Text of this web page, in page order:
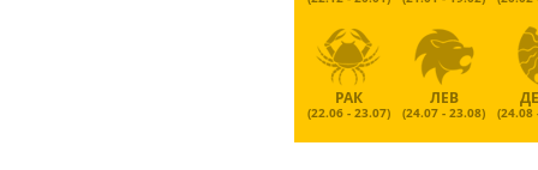
РАК
(22.06 - 23.07)
ЛЕВ
(24.07 - 23.08) (24.08